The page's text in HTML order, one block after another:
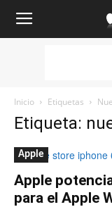
iOSXtreme
Inicio Etiquetas
Etiqueta:
Apple
Apple
para el Apple